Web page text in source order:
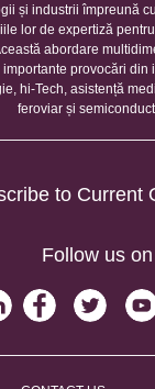
și industrii împreună
lor de expertiză
abordare
provocări din
hi-Tech, asistență
feroviar și
to Current
Follow us on